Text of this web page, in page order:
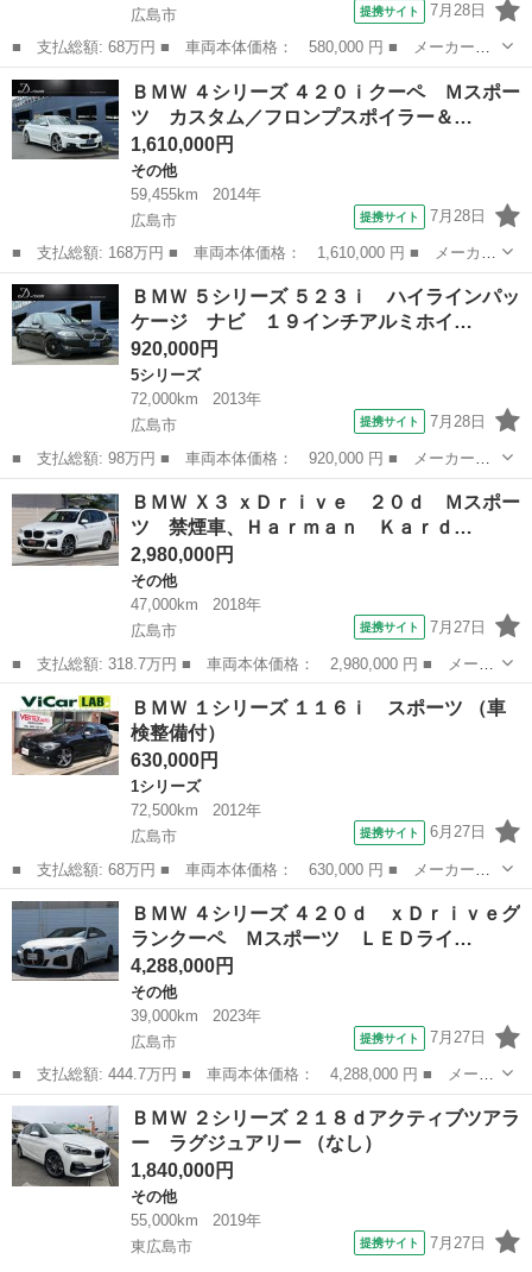
広島市
提携サイト 7月28日
■ 支払総額: 68万円 ■ 車両本体価格： 580,000 円 ■ メーカー
名： ＢＭＷ ■ 車種名： ３シリーズ ■ グレード名： ３２５
ｉ Ｍスポーツパッケージ ６気筒 ２５００ｃｃ ３２５ｉ Ｍス
ポーツ サンルーフ...
広島 広島市
ＢＭＷ ４シリーズ ４２０ｉクーペ Ｍスポー
ツ カスタム／フロンプスポイラー＆…
1,610,000円
その他
59,455km
2014年
広島市
提携サイト 7月28日
■ 支払総額: 168万円 ■ 車両本体価格： 1,610,000 円 ■ メーカー
名： ＢＭＷ ■ 車種名： ４シリーズ ■ グレード名： ４２０ｉ
クーペ Ｍスポーツ カスタム／フロンプスポイラー＆トランクスポ
イラー／ブ...
広島 広島市
ＢＭＷ ５シリーズ ５２３ｉ ハイラインパッ
ケージ ナビ １９インチアルミホイ…
920,000円
5シリーズ
72,000km
2013年
広島市
提携サイト 7月28日
■ 支払総額: 98万円 ■ 車両本体価格： 920,000 円 ■ メーカー
名： ＢＭＷ ■ 車種名： ５シリーズ ■ グレード名： ５２３
ｉ ハイラインパッケージ ナビ １９インチアルミホイール Ｔ
Ｖ クルーズコントロ...
広島 広島市
ＢＭＷ Ｘ３ ｘＤｒｉｖｅ ２０ｄ Ｍスポー
ツ 禁煙車、Ｈａｒｍａｎ Ｋａｒｄ…
2,980,000円
その他
47,000km
2018年
広島市
提携サイト 7月27日
■ 支払総額: 318.7万円 ■ 車両本体価格： 2,980,000 円 ■ メーカ
ー名： ＢＭＷ ■ 車種名： Ｘ３ ■ グレード名： ｘＤｒｉｖ
ｅ ２０ｄ Ｍスポーツ 禁煙車、Ｈａｒｍａｎ Ｋａｒｄｏｎ、パ
ノラマサン...
広島 広島市
ＢＭＷ １シリーズ １１６ｉ スポーツ （車
検整備付）
630,000円
1シリーズ
72,500km
2012年
広島市
提携サイト 6月27日
■ 支払総額: 68万円 ■ 車両本体価格： 630,000 円 ■ メーカー
名： ＢＭＷ ■ 車種名： １シリーズ ■ グレード名： １１６
ｉ スポーツ ■ 排気量： 1600cc ■ ドア枚数： 5D ■ ミッショ
ン：...
広島 広島市
ＢＭＷ ４シリーズ ４２０ｄ ｘＤｒｉｖｅグ
ランクーペ Ｍスポーツ ＬＥＤライ…
4,288,000円
その他
39,000km
2023年
広島市
提携サイト 7月27日
■ 支払総額: 444.7万円 ■ 車両本体価格： 4,288,000 円 ■ メーカ
ー名： ＢＭＷ ■ 車種名： ４シリーズ ■ グレード名： ４２０
ｄ ｘＤｒｉｖｅグランクーペ Ｍスポーツ ＬＥＤライト １８Ａ
Ｗ コー...
広島 広島市 その他
ＢＭＷ ２シリーズ ２１８ｄアクティブツアラ
ー ラグジュアリー （なし）
1,840,000円
その他
55,000km
2019年
東広島市
提携サイト 7月27日